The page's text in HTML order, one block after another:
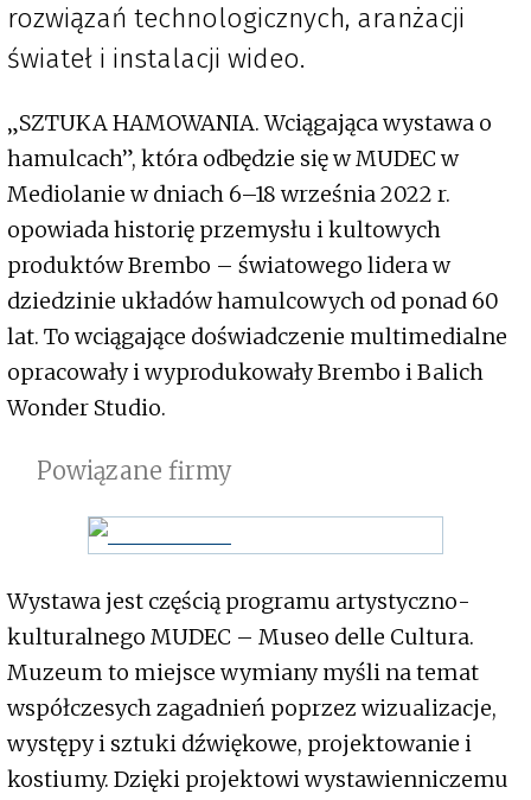
rozwiązań technologicznych, aranżacji
świateł i instalacji wideo.
„SZTUKA HAMOWANIA. Wciągająca wystawa o
hamulcach”, która odbędzie się w MUDEC w
Mediolanie w dniach 6–18 września 2022 r.
opowiada historię przemysłu i kultowych
produktów Brembo – światowego lidera w
dziedzinie układów hamulcowych od ponad 60
lat. To wciągające doświadczenie multimedialne
opracowały i wyprodukowały Brembo i Balich
Wonder Studio.
Powiązane firmy
Wystawa jest częścią programu artystyczno-
kulturalnego MUDEC – Museo delle Cultura.
Muzeum to miejsce wymiany myśli na temat
współczesych zagadnień poprzez wizualizacje,
występy i sztuki dźwiękowe, projektowanie i
kostiumy. Dzięki projektowi wystawienniczemu